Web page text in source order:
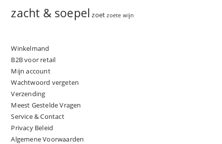
zacht & soepel zoet zoete wijn
Winkelmand
B2B voor retail
Mijn account
Wachtwoord vergeten
Verzending
Meest Gestelde Vragen
Service & Contact
Privacy Beleid
Algemene Voorwaarden